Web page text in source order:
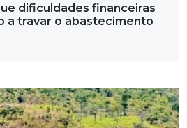
dificuldades financeiras
a travar o abastecimento